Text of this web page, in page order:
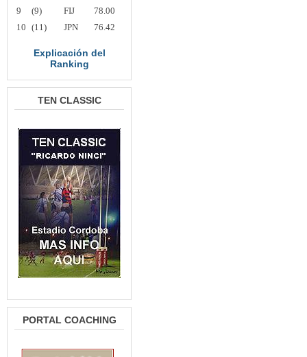
9
(9) FIJ
78.00
10 (11) JPN 76.42
Explicación del
Ranking
TEN CLASSIC
PORTAL COACHING